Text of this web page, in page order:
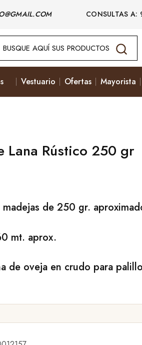
CONSULTAS A: 9
Vestuario Ofertas Mayorista
Lana Rústico 250 gr
madejas de 250 gr.
mt. aprox.
de oveja en crudo para